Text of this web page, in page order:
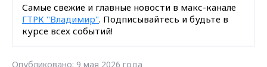
Самые свежие и главные новости в макс-канале
ГТРК "Владимир". Подписывайтесь и будьте в
курсе всех событий!
Опубликовано: 9 мая 2026 года